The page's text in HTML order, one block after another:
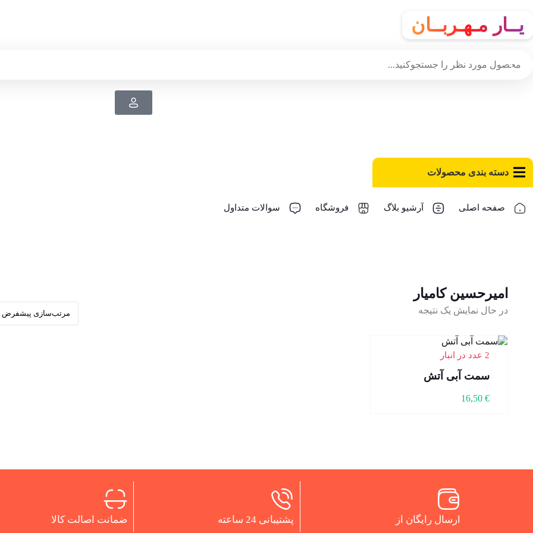
یــار مـهـربــان
دسته‌ بندی محصولات
صفحه اصلی آرشیو بلاگ فروشگاه سوالات متداول
امیرحسین کامیار
در حال نمایش یک نتیجه
2 عدد در انبار
سمت آبی آتش
16,50 €
ارسال رایگان از پشتیبانی 24 ساعته ضمانت اصالت کالا